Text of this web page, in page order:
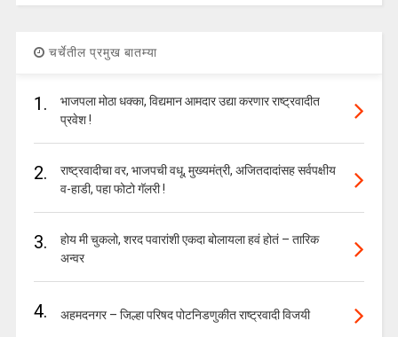
चर्चेतील प्रमुख बातम्या
1.
भाजपला मोठा धक्का, विद्यमान आमदार उद्या करणार राष्ट्रवादीत
प्रवेश !
2.
राष्ट्रवादीचा वर, भाजपची वधू, मुख्यमंत्री, अजितदादांसह सर्वपक्षीय
व-हाडी, पहा फोटो गॅलरी !
3.
होय मी चुकलो, शरद पवारांशी एकदा बोलायला हवं होतं – तारिक
अन्वर
4. अहमदनगर – जिल्हा परिषद पोटनिडणुकीत राष्ट्रवादी विजयी